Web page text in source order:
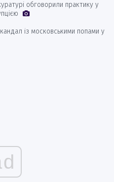
обговорили практику у
із московськими попами у